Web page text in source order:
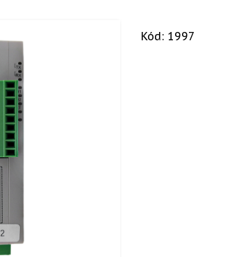
Kód: 1997